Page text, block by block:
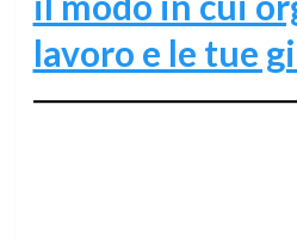
lavoro e le tue